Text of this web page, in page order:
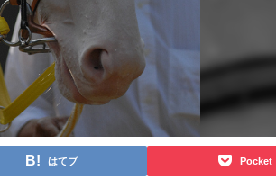
はてブ Pocket